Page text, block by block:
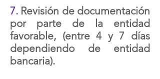
7. Revisión de documentación
por parte de la entidad
favorable, (entre 4 y 7 días
dependiendo de entidad
bancaria).